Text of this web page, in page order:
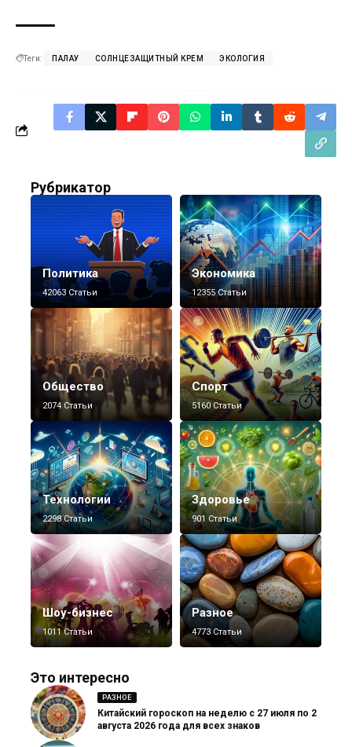
Теги: ПАЛАУ СОЛНЦЕЗАЩИТНЫЙ КРЕМ ЭКОЛОГИЯ
Рубрикатор
Политика
42063 Статьи
Экономика
12355 Статьи
Общество
2074 Статьи
Спорт
5160 Статьи
Технологии
2298 Статьи
Здоровье
901 Статьи
Шоу-бизнес
1011 Статьи
Разное
4773 Статьи
Это интересно
РАЗНОЕ
Китайский гороскоп на неделю с 27 июля по 2
августа 2026 года для всех знаков